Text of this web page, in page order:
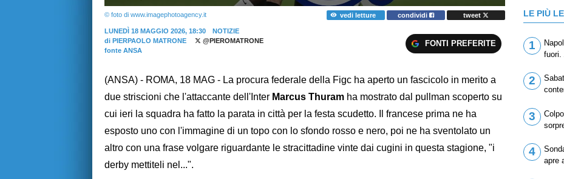
© foto di www.imagephotoagency.it vedi letture condividi tweet
LUNEDÌ 18 MAGGIO 2026, 18:30
NOTIZIE
di PIERPAOLO MATRONE
@PIEROMATRONE
fonte ANSA
FONTI PREFERITE
(ANSA) - ROMA, 18 MAG - La procura federale della Figc ha aperto un fascicolo in merito a
due striscioni che l'attaccante dell'Inter Marcus Thuram ha mostrato dal pullman scoperto su
cui ieri la squadra ha fatto la parata in città per la festa scudetto. Il francese prima ne ha
esposto uno con l'immagine di un topo con lo sfondo rosso e nero, poi ne ha sventolato un
altro con una frase volgare riguardante le stracittadine vinte dai cugini in questa stagione, "i
derby mettiteli nel...".
LE PIÙ
1
fuori.
2
3
4
apre